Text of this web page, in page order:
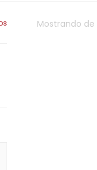
Mostrando de